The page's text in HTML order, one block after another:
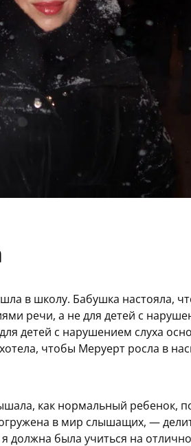
в школу. Бабушка настояла,
речи, а не для детей с
детей с нарушением слуха
чтобы Меруерт росла в
как нормальный ребенок,
в мир слышащих, —
должна была учиться на